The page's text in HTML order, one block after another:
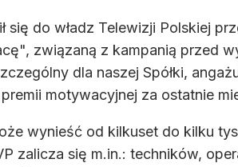
się do władz Telewizji Polskiej
związaną z kampanią przed
dla naszej Spółki,
motywacyjnej za ostatnie
wynieść od kilkuset do kilku
zalicza się m.in.: techników,